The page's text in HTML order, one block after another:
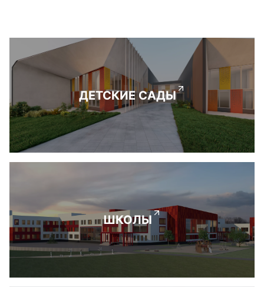
ДЕТСКИЕ САДЫ
ШКОЛЫ